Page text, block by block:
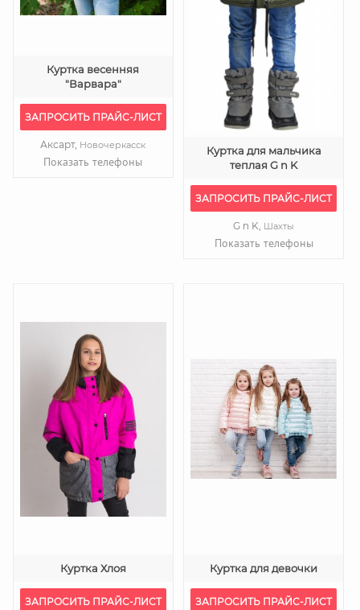
Куртка весенняя
"Варвара"
ЗАПРОСИТЬ ПРАЙС-ЛИСТ
Аксарт, Новочеркасск
Показать телефоны
Куртка для мальчика
теплая G n K
ЗАПРОСИТЬ ПРАЙС-ЛИСТ
G n K, Шахты
Показать телефоны
Куртка Хлоя
ЗАПРОСИТЬ ПРАЙС-ЛИСТ
Куртка для девочки
ЗАПРОСИТЬ ПРАЙС-ЛИСТ